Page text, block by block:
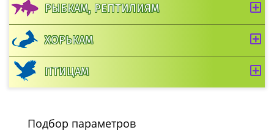
РЫБКАМ, РЕПТИЛИЯМ
ХОРЬКАМ
ПТИЦАМ
Подбор параметров